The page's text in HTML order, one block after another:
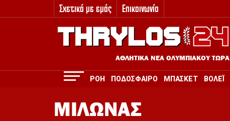
Σχετικά με εμάς Επικοινωνία
ΑΘΛΗΤΙΚΑ ΝΕΑ ΟΛΥΜΠΙΑΚΟΥ ΤΩΡΑ
ΡΟΗ ΠΟΔΟΣΦΑΙΡΟ ΜΠΑΣΚΕΤ ΒΟΛΕΪ
ΜΙΛΩΝΑΣ